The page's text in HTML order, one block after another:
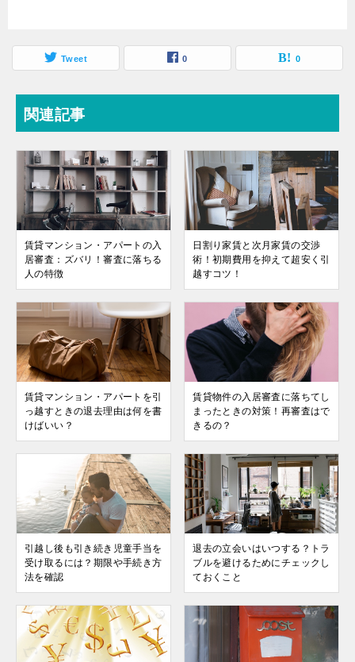
Tweet 0 0
関連記事
賃貸マンション・アパートの入
居審査：ズバリ！審査に落ちる
人の特徴
日割り家賃と次月家賃の交渉
術！初期費用を抑えて超安く引
越すコツ！
賃貸マンション・アパートを引
っ越すときの退去理由は何を書
けばいい？
賃貸物件の入居審査に落ちてし
まったときの対策！再審査はで
きるの？
引越し後も引き続き児童手当を
受け取るには？期限や手続き方
法を確認
退去の立会いはいつする？トラ
ブルを避けるためにチェックし
ておくこと